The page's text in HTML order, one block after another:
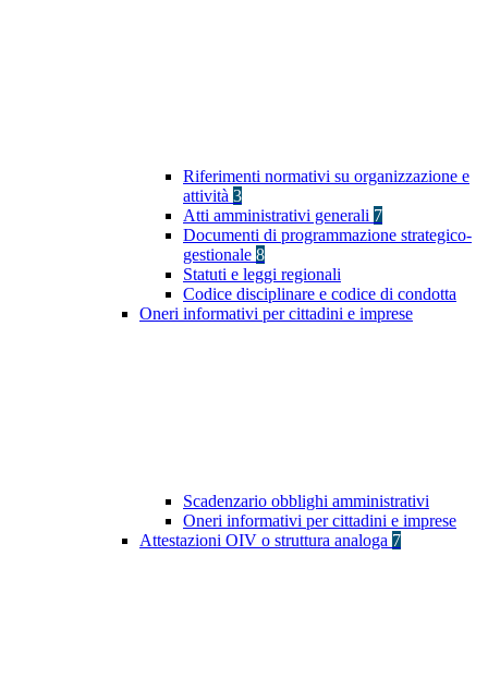
Riferimenti normativi su organizzazione e
attività 3
Atti amministrativi generali 7
Documenti di programmazione strategico-
gestionale 8
Statuti e leggi regionali
Codice disciplinare e codice di condotta
Oneri informativi per cittadini e imprese
Scadenzario obblighi amministrativi
Oneri informativi per cittadini e imprese
Attestazioni OIV o struttura analoga 7